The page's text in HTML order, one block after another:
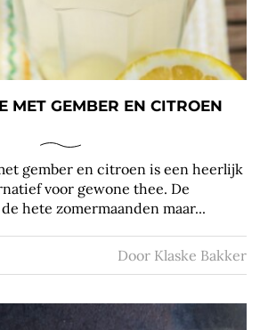
MET GEMBER EN CITROEN
gember en citroen is een heerlijk
voor gewone thee. De
hete zomermaanden maar...
Door Klaske Bakker